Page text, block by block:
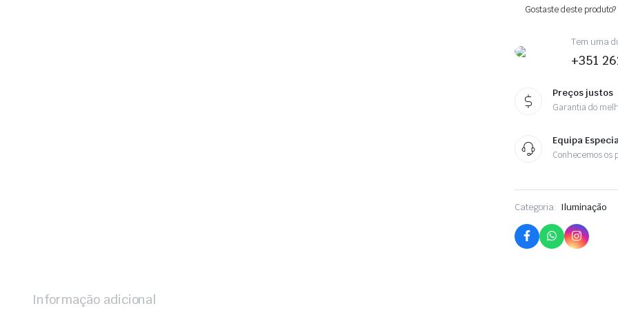
PARA
Gostaste deste
Tem uma
+351
Preços justos
Garantia do
Equipa
Conhecemos os
Categoria: Iluminação
Informação adicional